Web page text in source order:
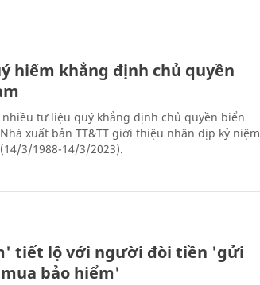
hiếm khẳng định chủ quyền
nhiều tư liệu quý khẳng định chủ quyền biển
xuất bản TT&TT giới thiệu nhân dịp kỷ niệm
3/1988-14/3/2023).
tiết lộ với người đòi tiền 'gửi
bảo hiểm'